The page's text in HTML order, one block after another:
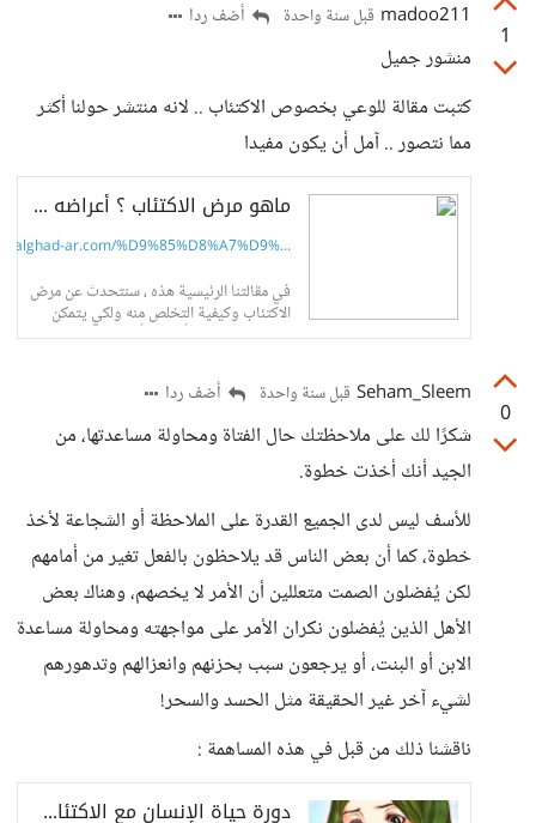
1
madoo211 قبل سنة واحدة أضف ردا
منشور جميل
كتبت مقالة للوعي بخصوص الاكتئاب .. لانه منتشر حولنا أكثر
مما نتصور .. آمل أن يكون مفيدا
ماهو مرض الاكتئاب ؟ أعراضه وكيفية التخلص منه | مدونة الغد
alghad-ar.com/%D9%85%D8%A7%D9%...
في مقالتنا الرئيسية هذه ، سنتحدث عن مرض
الاكتئاب وكيفية التخلص منه ولكي يتمكن
المرء من ذلك لابد أن يلم بأسرار هذا المرض
0
Seham_Sleem قبل سنة واحدة أضف ردا
شكرًا لك على ملاحظتك حال الفتاة ومحاولة مساعدتها، من
الجيد أنك أخذت خطوة.
للأسف ليس لدى الجميع القدرة على الملاحظة أو الشجاعة لأخذ
خطوة، كما أن بعض الناس قد يلاحظون بالفعل تغير من أمامهم
لكن يُفضلون الصمت متعللين أن الأمر لا يخصهم، وهناك بعض
الأهل الذين يُفضلون نكران الأمر على مواجهته ومحاولة مساعدة
الابن أو البنت، أو يرجعون سبب بحزنهم وانعزالهم وتدهورهم
لشيء آخر غير الحقيقة مثل الحسد والسحر!
ناقشنا ذلك من قبل في هذه المساهمة :
دورة حياة الإنسان مع الاكتئاب ..... من كتاب الكلب الأسود لد. محمد الشامي -...